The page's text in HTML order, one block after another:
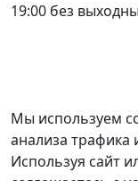
19:00 без
Мы используем
анализа трафика
Используя сайт